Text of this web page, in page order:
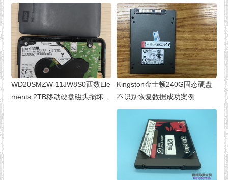
WD20SMZW-11JW8S0西数Ele
ments 2TB移动硬盘磁头损坏划
Kingston金士顿240G固态硬盘
不识别恢复数据成功案例